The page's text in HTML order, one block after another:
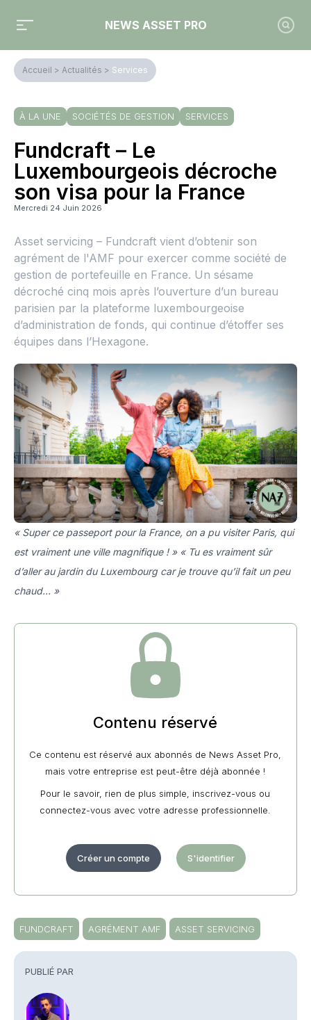
NEWS ASSET PRO
Accueil > Actualités > Services
PUBLIÉ PAR
À LA UNE SOCIÉTÉS DE GESTION SERVICES
Fundcraft – Le
Luxembourgeois décroche
son visa pour la France
Mercredi 24 Juin 2026
Asset servicing – Fundcraft vient d’obtenir son
agrément de l'AMF pour exercer comme société de
gestion de portefeuille en France. Un sésame
décroché cinq mois après l’ouverture d’un bureau
parisien par la plateforme luxembourgeoise
d’administration de fonds, qui continue d’étoffer ses
équipes dans l’Hexagone.
« Super ce passeport pour la France, on a pu visiter Paris, qui
est vraiment une ville magnifique ! » « Tu es vraiment sûr
d’aller au jardin du Luxembourg car je trouve qu’il fait un peu
chaud… »
Contenu réservé
Ce contenu est réservé aux abonnés de News Asset Pro,
mais votre entreprise est peut-être déjà abonnée !
Pour le savoir, rien de plus simple, inscrivez-vous ou
connectez-vous avec votre adresse professionnelle.
Créer un compte S'identifier
FUNDCRAFT AGRÉMENT AMF ASSET SERVICING